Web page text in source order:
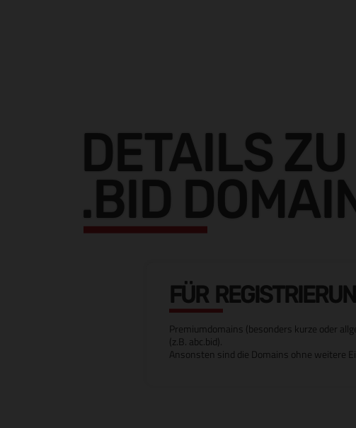
DETAILS ZU
.BID
FÜR
Premiumdomains (besonders kurze oder
(z.B. abc.bid).
Ansonsten sind die Domains ohne weitere